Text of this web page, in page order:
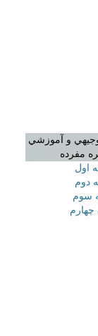
و آموزشي
مفرده
اول
دوم
سوم